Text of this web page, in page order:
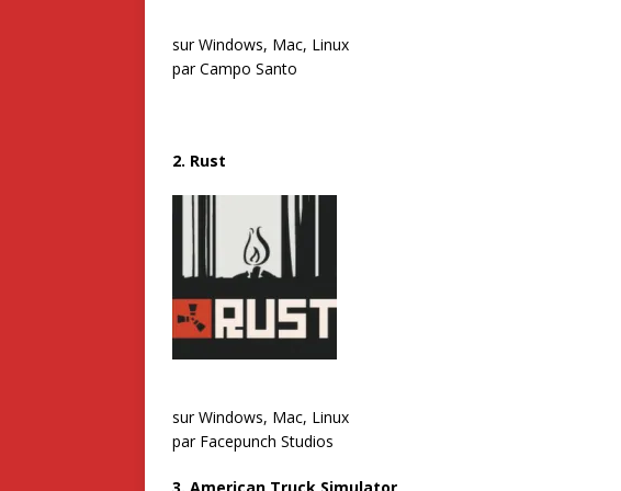
sur Windows, Mac, Linux
par Campo Santo
2. Rust
sur Windows, Mac, Linux
par Facepunch Studios